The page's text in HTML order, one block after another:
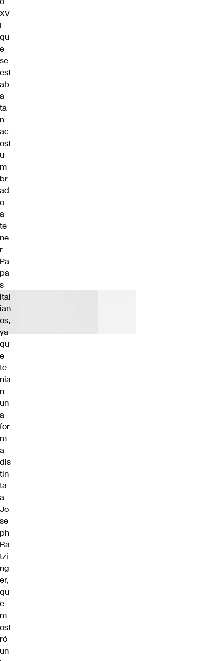
XV
I
qu
e
se
est
ab
a
ta
n
ac
ost
u
m
br
ad
o
a
te
ne
r
Pa
pa
s
ital
ian
os,
ya
qu
e
te
nía
n
un
a
for
m
a
dis
tin
ta
a
Jo
se
ph
Ra
tzi
ng
er,
qu
e
m
ost
ró
un